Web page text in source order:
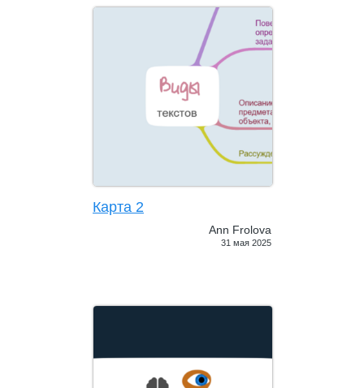
Карта 2
Ann Frolova
31 мая 2025